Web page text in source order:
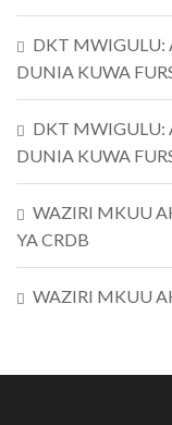
DKT MWIGULU:
DUNIA KUWA
DKT MWIGULU:
DUNIA KUWA
WAZIRI MKUU
YA CRDB
WAZIRI MKUU